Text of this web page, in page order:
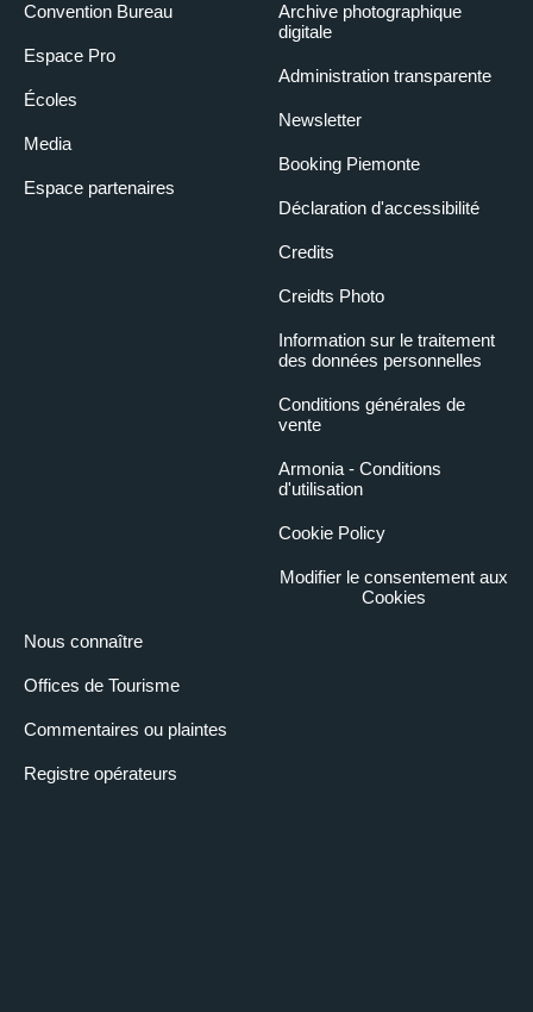
Convention Bureau
Espace Pro
Écoles
Media
Espace partenaires
Nous connaître
Offices de Tourisme
Commentaires ou plaintes
Registre opérateurs
Archive photographique
digitale
Administration transparente
Newsletter
Booking Piemonte
Déclaration d'accessibilité
Credits
Creidts Photo
Information sur le traitement
des données personnelles
Conditions générales de
vente
Armonia - Conditions
d'utilisation
Cookie Policy
Modifier le consentement aux
Cookies